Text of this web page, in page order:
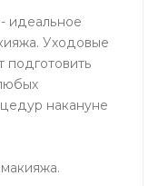
идеальное
Уходовые
накануне